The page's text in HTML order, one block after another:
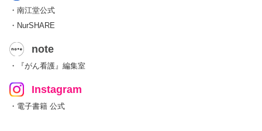
・南江堂公式
・NurSHARE
note
・『がん看護』編集室
Instagram
・電子書籍 公式